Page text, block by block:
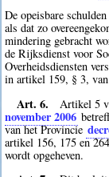
De opeisbare
als dat zo
mindering gebracht
de Rijksdienst voor
Overheidsdiensten
in artikel 159, § 3,
Art. 6. Artikel 5
november 2006
van het Provincie
artikel 156, 175 en
wordt opgeheven.